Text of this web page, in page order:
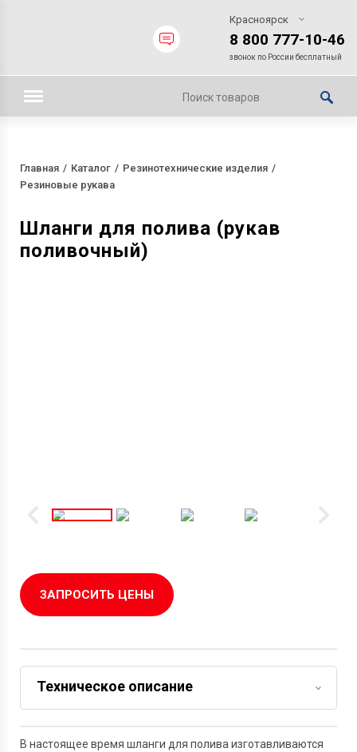
Красноярск
8 800 777-10-46
звонок по России бесплатный
Главная Каталог
Резинотехнические изделия
Резиновые рукава
Шланги для полива (рукав
поливочный)
ЗАПРОСИТЬ ЦЕНЫ
Техническое описание
Задать вопрос
В настоящее время шланги для полива изготавливаются